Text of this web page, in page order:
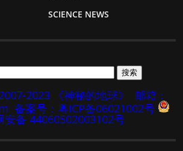
SCIENCE NEWS
2023 《神秘的地球》
邮箱：
备案号：粤ICP备06021002号
安备 44060502003102号